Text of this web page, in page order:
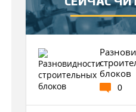
блоков
0